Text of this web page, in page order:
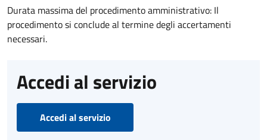
Durata massima del procedimento amministrativo: Il
procedimento si conclude al termine degli accertamenti
necessari.
Accedi al servizio
Accedi al servizio